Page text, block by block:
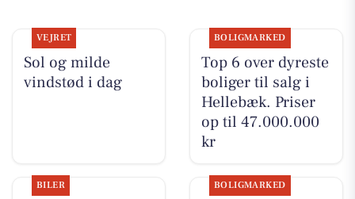
VEJRET
Sol og milde
vindstød i dag
BOLIGMARKED
Top 6 over dyreste
boliger til salg i
Hellebæk. Priser
op til 47.000.000
kr
BILER BOLIGMARKED